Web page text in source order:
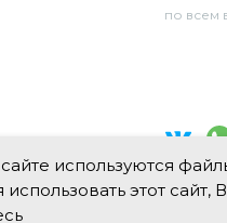
по всем
используются
этот сайт,